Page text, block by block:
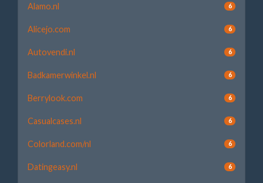
Alamo.nl 6
Alicejo.com 6
Autovendi.nl 6
Badkamerwinkel.nl 6
Berrylook.com 6
Casualcases.nl 6
Colorland.com/nl 6
Datingeasy.nl 6